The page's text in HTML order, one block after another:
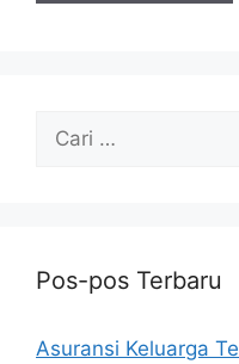
untuk:
Pos-pos Terbaru
Asuransi Keluarga